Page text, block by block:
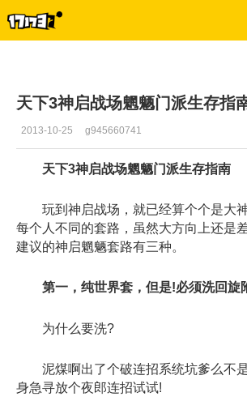
天下3神启战场魍魉门派生存指
2013-10-25 g945660741
天下3神启战场魍魉门派生存指南
玩到神启战场，就已经算个个是大
每个人不同的套路，虽然大方向上还是
建议的神启魍魉套路有三种。
第一，纯世界套，但是!必须洗回旋
为什么要洗?
泥煤啊出了个破连招系统坑爹么不
身急寻放个夜郎连招试试!